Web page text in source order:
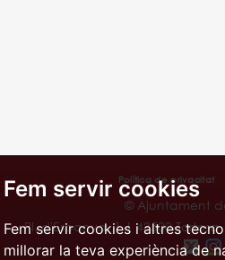
Fem servir cookies
Fem servir cookies i altres
millorar la teva experiència de
Política de privacitat
© Ajuntament
Pl. d'Espanya, 1 | 43500